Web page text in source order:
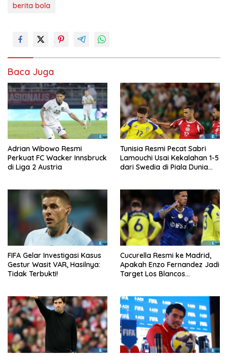
berita bola
Baca Juga
Adrian Wibowo Resmi
Perkuat FC Wacker Innsbruck
di Liga 2 Austria
Tunisia Resmi Pecat Sabri
Lamouchi Usai Kekalahan 1-5
dari Swedia di Piala Dunia
FIFA Gelar Investigasi Kasus
Gestur Wasit VAR, Hasilnya:
Tidak Terbukti!
Cucurella Resmi ke Madrid,
Apakah Enzo Fernandez Jadi
Target Los Blancos